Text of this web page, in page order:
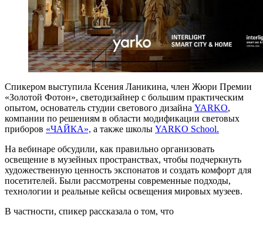
Спикером выступила Ксения Ланикина, член Жюри Премии
«Золотой Фотон», светодизайнер с большим практическим
опытом, основатель студии светового дизайна YARKO,
компании по решениям в области модификации световых
приборов «ЧАЙКА», а также школы YARKO School.
На вебинаре обсудили, как правильно организовать
освещение в музейных пространствах, чтобы подчеркнуть
художественную ценность экспонатов и создать комфорт для
посетителей. Были рассмотрены современные подходы,
технологии и реальные кейсы освещения мировых музеев.
В частности, спикер рассказала о том, что